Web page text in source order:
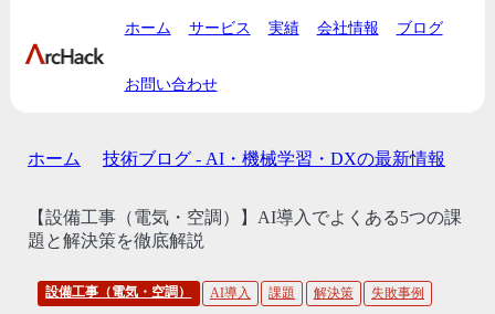
ホーム サービス 実績 会社情報 ブログ
お問い合わせ
ホーム 技術ブログ - AI・機械学習・DXの最新情報
【設備工事（電気・空調）】AI導入でよくある5つの課
題と解決策を徹底解説
設備工事（電気・空調） AI導入 課題 解決策 失敗事例